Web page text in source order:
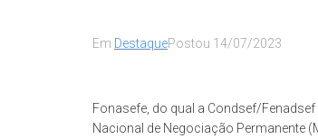
Em DestaquePostou 14/07/2023
Fonasefe, do qual a Condsef/
Nacional de Negociação Permanente